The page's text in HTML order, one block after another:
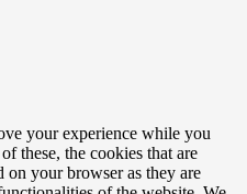
your experience while you
these, the cookies that are
on your browser as they are